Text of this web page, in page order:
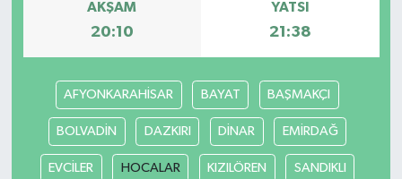
AKŞAM
20:10
YATSI
21:38
AFYONKARAHİSAR BAYAT BAŞMAKÇI
BOLVADİN DAZKIRI DİNAR EMİRDAĞ
EVCİLER HOCALAR KIZILÖREN SANDIKLI